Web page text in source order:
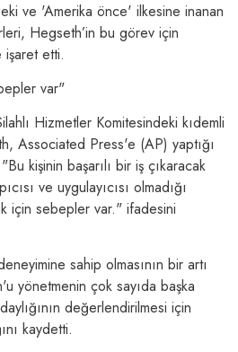
ve 'Amerika önce' ilkesine inanan
Hegseth’in bu görev için
işaret etti.
var"
Hizmetler Komitesindeki kıdemli
Associated Press'e (AP) yaptığı
kişinin başarılı bir iş çıkaracak
ve uygulayıcısı olmadığı
için sebepler var." ifadesini
sahip olmasının bir artı
yönetmenin çok sayıda başka
değerlendirilmesi için
kaydetti.